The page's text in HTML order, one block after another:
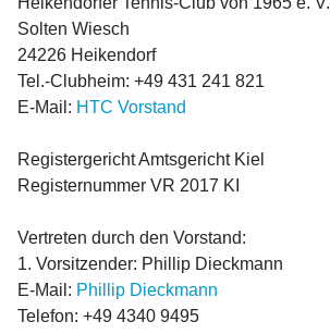
Solten Wiesch
24226 Heikendorf
Tel.-Clubheim: +49 431 241 821
E-Mail: HTC Vorstand
Registergericht Amtsgericht Kiel
Registernummer VR 2017 KI
Vertreten durch den Vorstand:
1. Vorsitzender: Phillip Dieckmann
E-Mail: Phillip Dieckmann
Telefon: +49 4340 9495